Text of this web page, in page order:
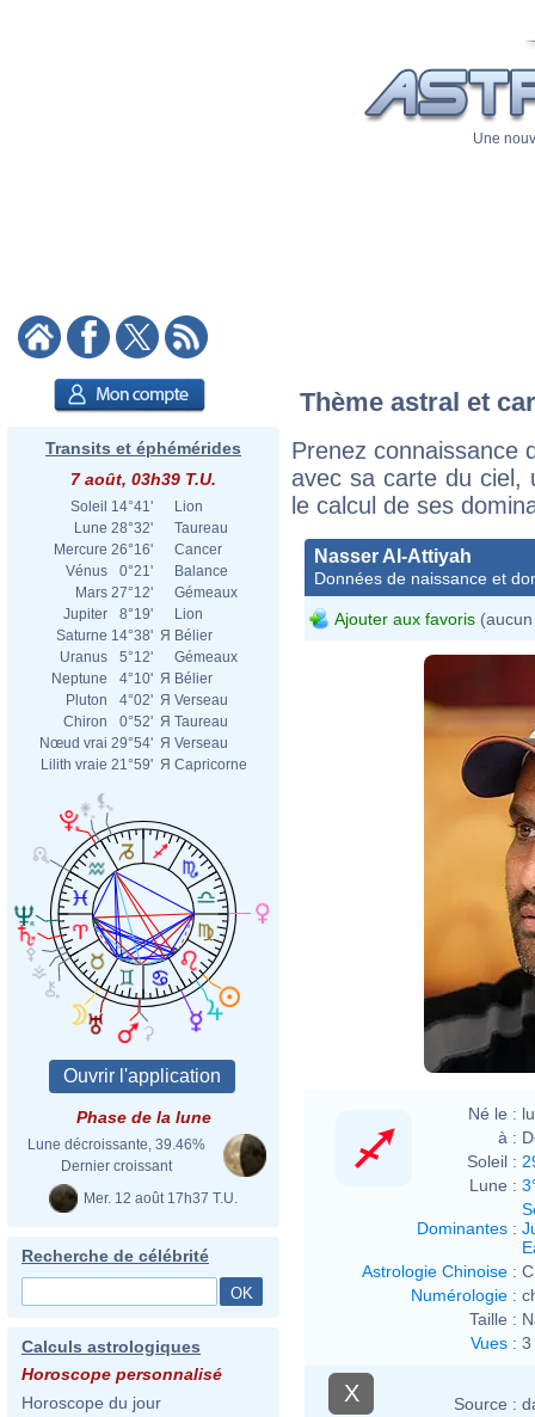
Une
Transits et éphémérides
7 août, 03h39 T.U.
Soleil 14°41'
Lion
Lune 28°32'
Taureau
Mercure 26°16'
Cancer
Vénus
0°21'
Balance
Mars 27°12'
Gémeaux
Jupiter
8°19'
Lion
Saturne 14°38' Я Bélier
Uranus
5°12'
Gémeaux
Neptune
4°10' Я Bélier
Pluton
4°02' Я Verseau
Chiron
0°52' Я Taureau
Nœud vrai 29°54' Я Verseau
Lilith vraie 21°59' Я Capricorne
Phase de la lune
Lune décroissante, 39.46%
Dernier croissant
Mer. 12 août 17h37 T.U.
Recherche de célébrité
Calculs astrologiques
Horoscope personnalisé
Horoscope du jour
Thème astral et
Prenez connaissance
avec sa carte du ciel,
le calcul de ses
Nasser Al-Attiyah
Données de naissance et
Ajouter aux favoris
Né le :
à :
Soleil :
Lune :
Dominantes :
Astrologie Chinoise :
Numérologie :
Taille :
Vues : 3
X Source :